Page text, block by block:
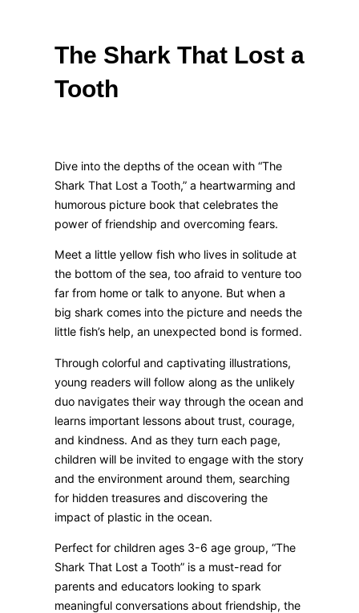
The Shark That Lost a
Tooth
Dive into the depths of the ocean with “The
Shark That Lost a Tooth,” a heartwarming and
humorous picture book that celebrates the
power of friendship and overcoming fears.
Meet a little yellow fish who lives in solitude at
the bottom of the sea, too afraid to venture too
far from home or talk to anyone. But when a
big shark comes into the picture and needs the
little fish’s help, an unexpected bond is formed.
Through colorful and captivating illustrations,
young readers will follow along as the unlikely
duo navigates their way through the ocean and
learns important lessons about trust, courage,
and kindness. And as they turn each page,
children will be invited to engage with the story
and the environment around them, searching
for hidden treasures and discovering the
impact of plastic in the ocean.
Perfect for children ages 3-6 age group, “The
Shark That Lost a Tooth” is a must-read for
parents and educators looking to spark
meaningful conversations about friendship, the